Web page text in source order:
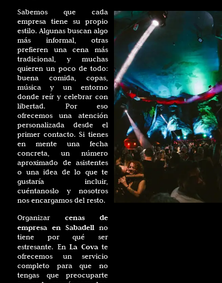
Sabemos que cada
empresa tiene su propio
estilo. Algunas buscan algo
más informal, otras
prefieren una cena más
tradicional, y muchas
quieren un poco de todo:
buena comida, copas,
música y un entorno
donde reír y celebrar con
libertad. Por eso
ofrecemos una atención
personalizada desde el
primer contacto. Si tienes
en mente una fecha
concreta, un número
aproximado de asistentes
o una idea de lo que te
gustaría incluir,
cuéntanoslo y nosotros
nos encargamos del resto.
Organizarcenas de
empresa en Sabadellno
tiene por qué ser
estresante. EnLa Covate
ofrecemos un servicio
completo para que no
tengas que preocuparte